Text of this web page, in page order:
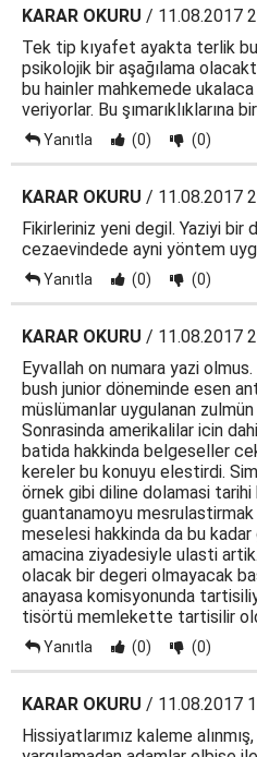
KARAR OKURU / 11.08.2017
Tek tip kıyafet ayakta terlik
psikolojik bir aşağılama
bu hainler mahkemede
veriyorlar. Bu şımarıklıklarına
Yanıtla (0) (0)
KARAR OKURU / 11.08.2017
Fikirleriniz yeni degil. Yaziyi bir
cezaevindede ayni yöntem
Yanıtla (0) (0)
KARAR OKURU / 11.08.2017
Eyvallah on numara yazi
bush junior döneminde esen
müslümanlar uygulanan
Sonrasinda amerikalilar icin
batida hakkinda belgeseller
kereler bu konuyu elestirdi.
örnek gibi diline dolamasi
guantanamoyu
meselesi hakkinda da bu
amacina ziyadesiyle ulasti
olacak bir degeri olmayacak
anayasa komisyonunda
tisörtü memlekette tartisilir
Yanıtla (0) (0)
KARAR OKURU / 11.08.2017
Hissiyatlarımız kaleme